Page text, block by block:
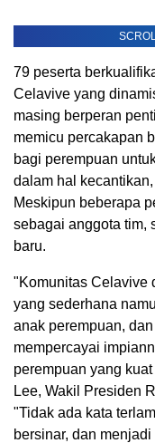
79 peserta
Celavive yang
masing berperan
memicu percakapan
bagi perempuan
dalam hal
Meskipun beberapa
sebagai anggota tim,
baru.
"Komunitas Celavive
yang sederhana
anak perempuan,
mempercayai
perempuan yang
Lee, Wakil Presiden
"Tidak ada kata
bersinar, dan